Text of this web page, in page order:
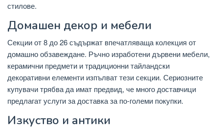
стилове.
Домашен декор и мебели
Секции от 8 до 26 съдържат впечатляваща колекция от
домашно обзавеждане. Ръчно изработени дървени мебели,
керамични предмети и традиционни тайландски
декоративни елементи изпълват тези секции. Сериозните
купувачи трябва да имат предвид, че много доставчици
предлагат услуги за доставка за по-големи покупки.
Изкуство и антики